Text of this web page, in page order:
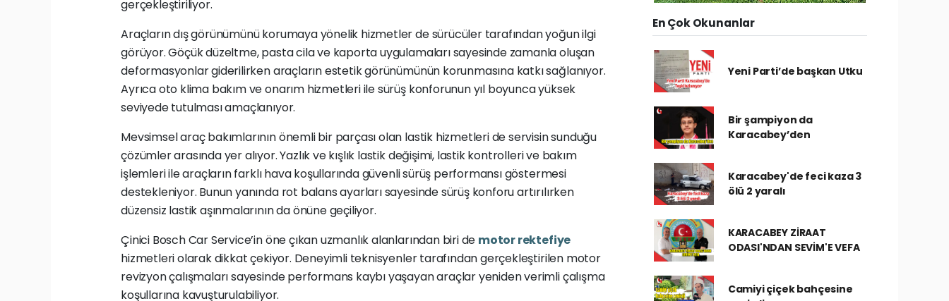
gerçekleştiriliyor.
Araçların dış görünümünü korumaya yönelik hizmetler de sürücüler tarafından yoğun ilgi
görüyor. Göçük düzeltme, pasta cila ve kaporta uygulamaları sayesinde zamanla oluşan
deformasyonlar giderilirken araçların estetik görünümünün korunmasına katkı sağlanıyor.
Ayrıca oto klima bakım ve onarım hizmetleri ile sürüş konforunun yıl boyunca yüksek
seviyede tutulması amaçlanıyor.
Mevsimsel araç bakımlarının önemli bir parçası olan lastik hizmetleri de servisin sunduğu
çözümler arasında yer alıyor. Yazlık ve kışlık lastik değişimi, lastik kontrolleri ve bakım
işlemleri ile araçların farklı hava koşullarında güvenli sürüş performansı göstermesi
destekleniyor. Bunun yanında rot balans ayarları sayesinde sürüş konforu artırılırken
düzensiz lastik aşınmalarının da önüne geçiliyor.
Çinici Bosch Car Service’in öne çıkan uzmanlık alanlarından biri de motor rektefiye
hizmetleri olarak dikkat çekiyor. Deneyimli teknisyenler tarafından gerçekleştirilen motor
revizyon çalışmaları sayesinde performans kaybı yaşayan araçlar yeniden verimli çalışma
koşullarına kavuşturulabiliyor.
En Çok Okunanlar
Yeni Parti’de başkan Utku
Bir şampiyon da
Karacabey’den
Karacabey'de feci kaza 3
ölü 2 yaralı
KARACABEY ZİRAAT
ODASI'NDAN SEVİM'E VEFA
Camiyi çiçek bahçesine